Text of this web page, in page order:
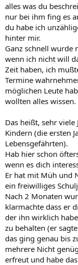
alles was du
nur bei ihm fing es
du habe ich
hinter mir.
Ganz schnell wurde
wenn ich nicht will
Zeit haben, ich
Termine
möglichen Leute
wollten alles wissen.
Das heißt, sehr
Kindern (die ersten
Lebensgefährten).
Hab hier schon
wenn es dich
Er hat mit Müh und
ein freiwilliges
Nach 2 Monaten
klarmachte dass er
der ihn wirklich
zu behalten (er
das ging genau bis
mehrere Nicht
erfreut und habe